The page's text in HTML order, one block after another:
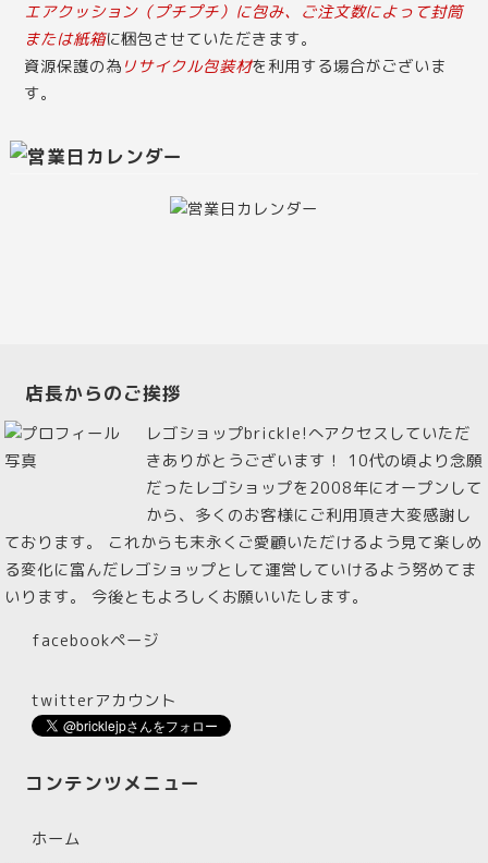
エアクッション（プチプチ）に包み、ご注文数によって封筒
または紙箱に梱包させていただきます。
資源保護の為 リサイクル包装材を利用する場合がございま
す。
店長からのご挨拶
レゴショップbrickle!へアクセスしていただ
きありがとうございます！ 10代の頃より念願
だったレゴショップを2008年にオープンして
から、多くのお客様にご利用頂き大変感謝し
ております。 これからも末永くご愛顧いただけるよう見て楽しめ
る変化に富んだレゴショップとして運営していけるよう努めてま
いります。 今後ともよろしくお願いいたします。
facebookページ
twitterアカウント
コンテンツメニュー
ホーム